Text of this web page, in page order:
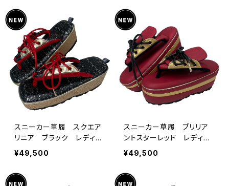
スニーカー草履 スクエア
リニア ブラック レディー
ス 3サイズ キモノグラー
ス×Ryujin コラボオリジナ
¥49,500
スニーカー草履 ブリリア
ントスターレッド レディー
ス 3サイズ キモノグラー
ス×Ryujin コラボオリジナ
¥49,500